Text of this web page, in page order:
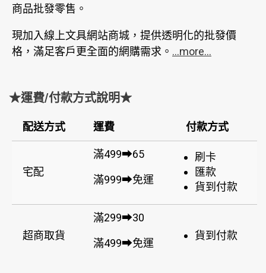
商品批發零售。
現加入線上文具網站商城，提供透明化的批發價
格，滿足客戶更全面的網購需求。 ...more...
★運費/付款方式說明★
配送方式 運費 付款方式
宅配
滿499➡65
滿999➡免運
刷卡
匯款
貨到付款
超商取貨
滿299➡30
滿499➡免運
貨到付款